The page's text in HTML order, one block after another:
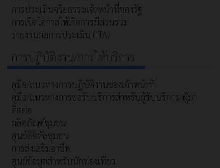
การประเมินจริยธรรมเจ้าหน้าที่ของรัฐ
การเปิดโอกาสให้เกิดการมีส่วนร่วม
รายงานผลการประเมิน (ITA)
การปฏิบัติงาน/การให้บริการ
คู่มือ/แนวทางการปฏิบัติงานของเจ้าหน้าที่
คู่มือ/แนวทางการขอรับบริการสำหรับผู้รับบริการ/ผู้มา
ติดต่อ
ผลิตภัณฑ์ชุมชน
ศูนย์ดิจิทัลชุมชน
การส่งเสริมอาชีพ
ศูนย์ข้อมูลสำหรับนักท่องเที่ยว